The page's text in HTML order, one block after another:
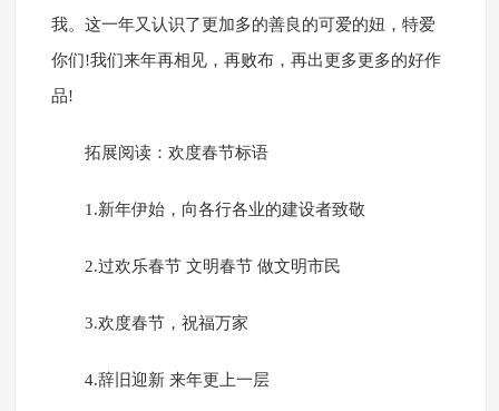
我。这一年又认识了更加多的善良的可爱的妞，特爱
你们!我们来年再相见，再败布，再出更多更多的好作
品!
拓展阅读：欢度春节标语
1.新年伊始，向各行各业的建设者致敬
2.过欢乐春节 文明春节 做文明市民
3.欢度春节，祝福万家
4.辞旧迎新 来年更上一层